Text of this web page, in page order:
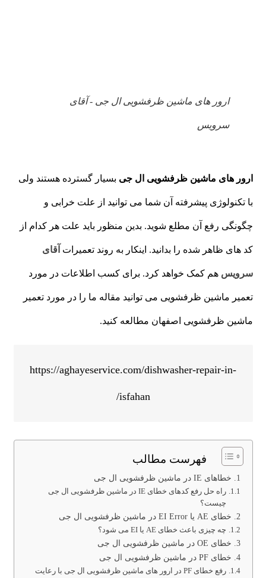
ارور های ماشین ظرفشویی ال جی - آقای
سرویس
ارور های ماشین ظرفشویی ال جی بسیار گسترده هستند ولی
با تکنولوژی پیشرفته آن شما می توانید از علت خرابی و
چگونگی رفع آن مطلع شوید. بدین منظور باید علت هر کدام از
کد های ظاهر شده را بدانید. اینکار به روند تعمیرات آقای
سرویس هم کمک خواهد کرد. برای کسب اطلاعات در مورد
تعمیر ماشین ظرفشویی می توانید مقاله ما را در مورد تعمیر
ماشین ظرفشویی اصفهان مطالعه کنید.
https://aghayeservice.com/dishwasher-repair-in-
isfahan/
فهرست مطالب
خطاهای IE در ماشین ظرفشویی ال جی
راه حل رفع کدهای خطای IE در ماشین ظرفشویی ال جی
چیست؟
خطای AE یا EI Error در ماشین ظرفشویی ال جی
چه چیزی باعث خطای AE یا EI می شود؟
خطای OE در ماشین ظرفشویی ال جی
خطای PF در ماشین ظرفشویی ال جی
رفع خطای PF در ارور های ماشین ظرفشویی ال جی با رعایت